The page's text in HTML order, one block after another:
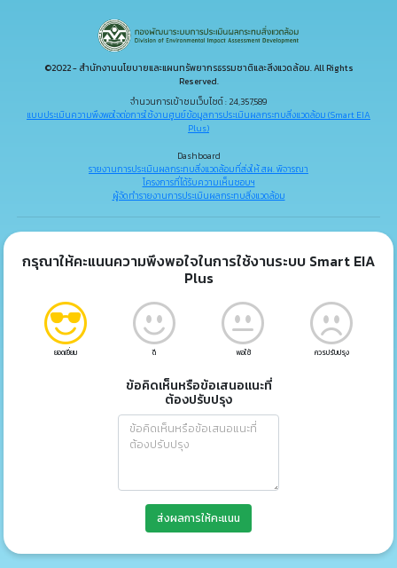
©2022 - สำนักงานนโยบายและแผนทรัพยากรธรรมชาติและสิ่งแวดล้อม. All Rights
Reserved.
จำนวนการเข้าชมเว็บไซต์ : 24,357,589
แบบประเมินความพึงพอใจต่อการใช้งานศูนย์ข้อมูลการประเมินผลกระทบสิ่งแวดล้อม (Smart EIA
Plus)
Dashboard
รายงานการประเมินผลกระทบสิ่งแวดล้อมที่ส่งให้ สผ. พิจารณา
โครงการที่ได้รับความเห็นชอบฯ
ผู้จัดทำรายงานการประเมินผลกระทบสิ่งแวดล้อม
กรุณาให้คะแนนความพึงพอใจในการใช้งานระบบ Smart EIA
Plus
ยอดเยี่ยม ดี พอใช้ ควรปรับปรุง
ข้อคิดเห็นหรือข้อเสนอแนะที่
ต้องปรับปรุง
ส่งผลการให้คะแนน